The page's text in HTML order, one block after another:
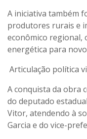
A iniciativa também
produtores rurais e
econômico regional,
energética para
Articulação política
A conquista da obra
do deputado
Vitor, atendendo à
Garcia e do vice-